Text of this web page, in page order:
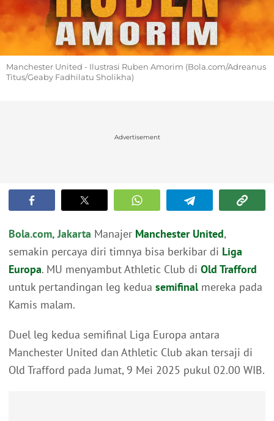
Manchester United - Ilustrasi Ruben Amorim (Bola.com/Adreanus
Titus/Geaby Fadhilatu Sholikha)
Advertisement
Bola.com, Jakarta Manajer Manchester United,
semakin percaya diri timnya bisa berkibar di Liga
Europa. MU menyambut Athletic Club di Old Trafford
untuk pertandingan leg kedua semifinalmereka pada
Kamis malam.
Duel leg kedua semifinal Liga Europa antara
Manchester United dan Athletic Club akan tersaji di
Old Trafford pada Jumat, 9 Mei 2025 pukul 02.00 WIB.